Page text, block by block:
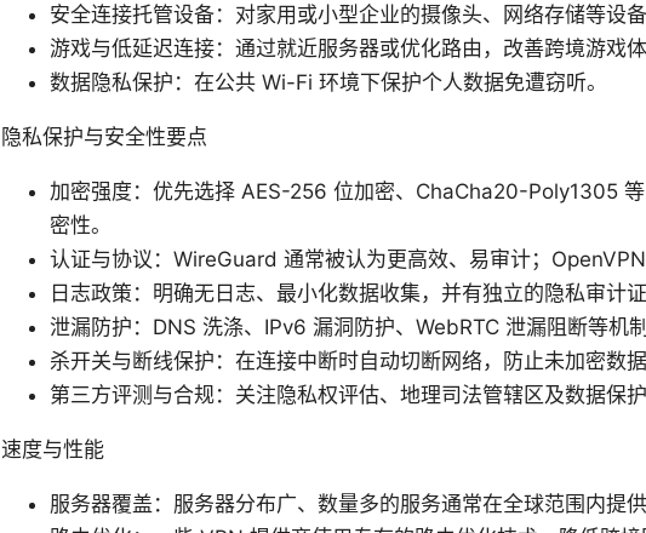
安全连接托管设备：对家用或小型企业的摄像头、网络存储等设备
游戏与低延迟连接：通过就近服务器或优化路由，改善跨境游戏体
数据隐私保护：在公共 Wi-Fi 环境下保护个人数据免遭窃听。
隐私保护与安全性要点
加密强度：优先选择 AES-256 位加密、ChaCha20-Poly1305
密性。
认证与协议：WireGuard 通常被认为更高效、易审计；
日志政策：明确无日志、最小化数据收集，并有独立的隐私审计证
泄漏防护：DNS 洗涤、IPv6 漏洞防护、WebRTC 泄漏阻断等机制
杀开关与断线保护：在连接中断时自动切断网络，防止未加密数据
第三方评测与合规：关注隐私权评估、地理司法管辖区及数据保护
速度与性能
服务器覆盖：服务器分布广、数量多的服务通常在全球范围内提